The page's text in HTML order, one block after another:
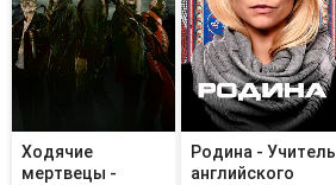
Ходячие
мертвецы -
Родина - Учитель
английского